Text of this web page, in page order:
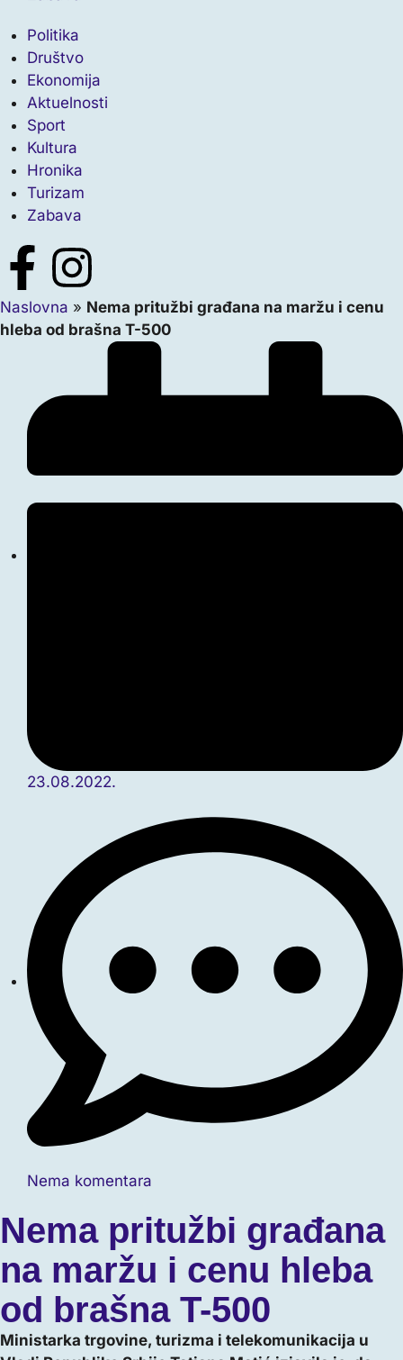
Politika
Društvo
Ekonomija
Aktuelnosti
Sport
Kultura
Hronika
Turizam
Zabava
Naslovna » Nema pritužbi građana na maržu i cenu
hleba od brašna T-500
23.08.2022.
Nema komentara
Nema pritužbi građana
na maržu i cenu hleba
od brašna T-500
Ministarka trgovine, turizma i telekomunikacija u